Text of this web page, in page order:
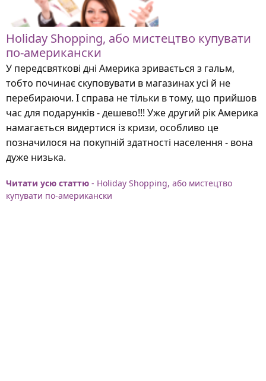
Holiday Shopping, або мистецтво купувати
по-американски
У передсвяткові дні Америка зривається з гальм,
тобто починає скуповувати в магазинах усі й не
перебираючи. І справа не тільки в тому, що прийшов
час для подарунків - дешево!!! Уже другий рік Америка
намагається видертися із кризи, особливо це
позначилося на покупній здатності населення - вона
дуже низька.
Читати усю статтю - Holiday Shopping, або мистецтво
купувати по-американски